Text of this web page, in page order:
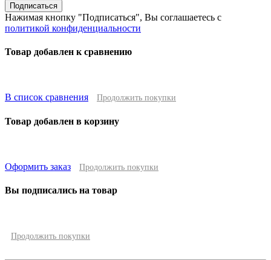
Подписаться
Нажимая кнопку "Подписаться", Вы соглашаетесь с
политикой конфиденциальности
Товар добавлен к сравнению
В список сравнения Продолжить покупки
Товар добавлен в корзину
Оформить заказ Продолжить покупки
Вы подписались на товар
Продолжить покупки